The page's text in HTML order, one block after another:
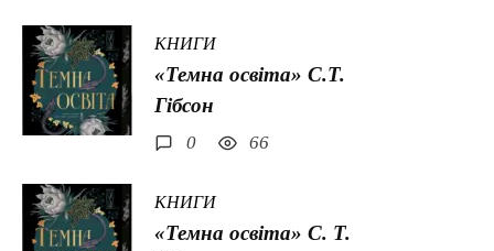
КНИГИ
«Темна освіта» С.Т.
Гібсон
0 66
КНИГИ
«Темна освіта» С. Т.